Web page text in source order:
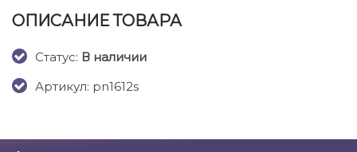
ОПИСАНИЕ ТОВАРА
Cтатус: В наличии
Артикул: pn1612s